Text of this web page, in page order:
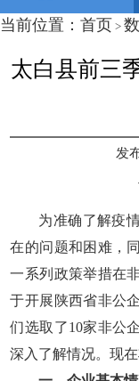
当前位置： 首页 >
太白县前三
发
为准确了解疫
在的问题和困难，
一系列政策举措在
于开展陕西省非公
们选取了10家非公
深入了解情况。现